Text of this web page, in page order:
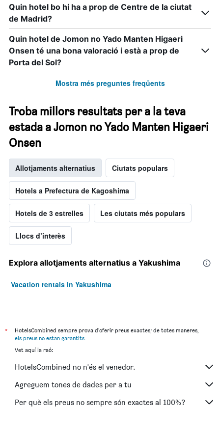
Quin hotel bo hi ha a prop de Centre de la ciutat
de Madrid?
Quin hotel de Jomon no Yado Manten Higaeri
Onsen té una bona valoració i està a prop de
Porta del Sol?
Mostra més preguntes freqüents
Troba millors resultats per a la teva
estada a Jomon no Yado Manten Higaeri
Onsen
Allotjaments alternatius Ciutats populars
Hotels a Prefectura de Kagoshima
Hotels de 3 estrelles Les ciutats més populars
Llocs d’interès
Explora allotjaments alternatius a Yakushima
Vacation rentals in Yakushima
*
HotelsCombined sempre prova d'oferir preus exactes; de totes maneres,
els preus no estan garantits.
Vet aquí la raó:
HotelsCombined no n'és el venedor.
Agreguem tones de dades per a tu
Per què els preus no sempre són exactes al 100%?